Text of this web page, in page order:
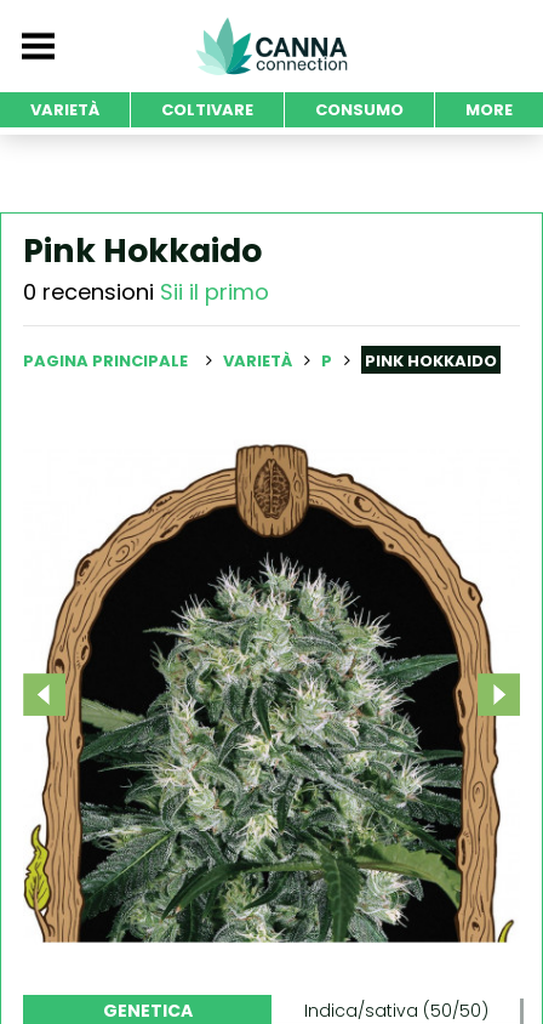
VARIETÀ COLTIVARE CONSUMO MORE
Pink Hokkaido
0 recensioni Sii il primo
PAGINA PRINCIPALE VARIETÀ P PINK HOKKAIDO
GENETICA Indica/sativa (50/50)